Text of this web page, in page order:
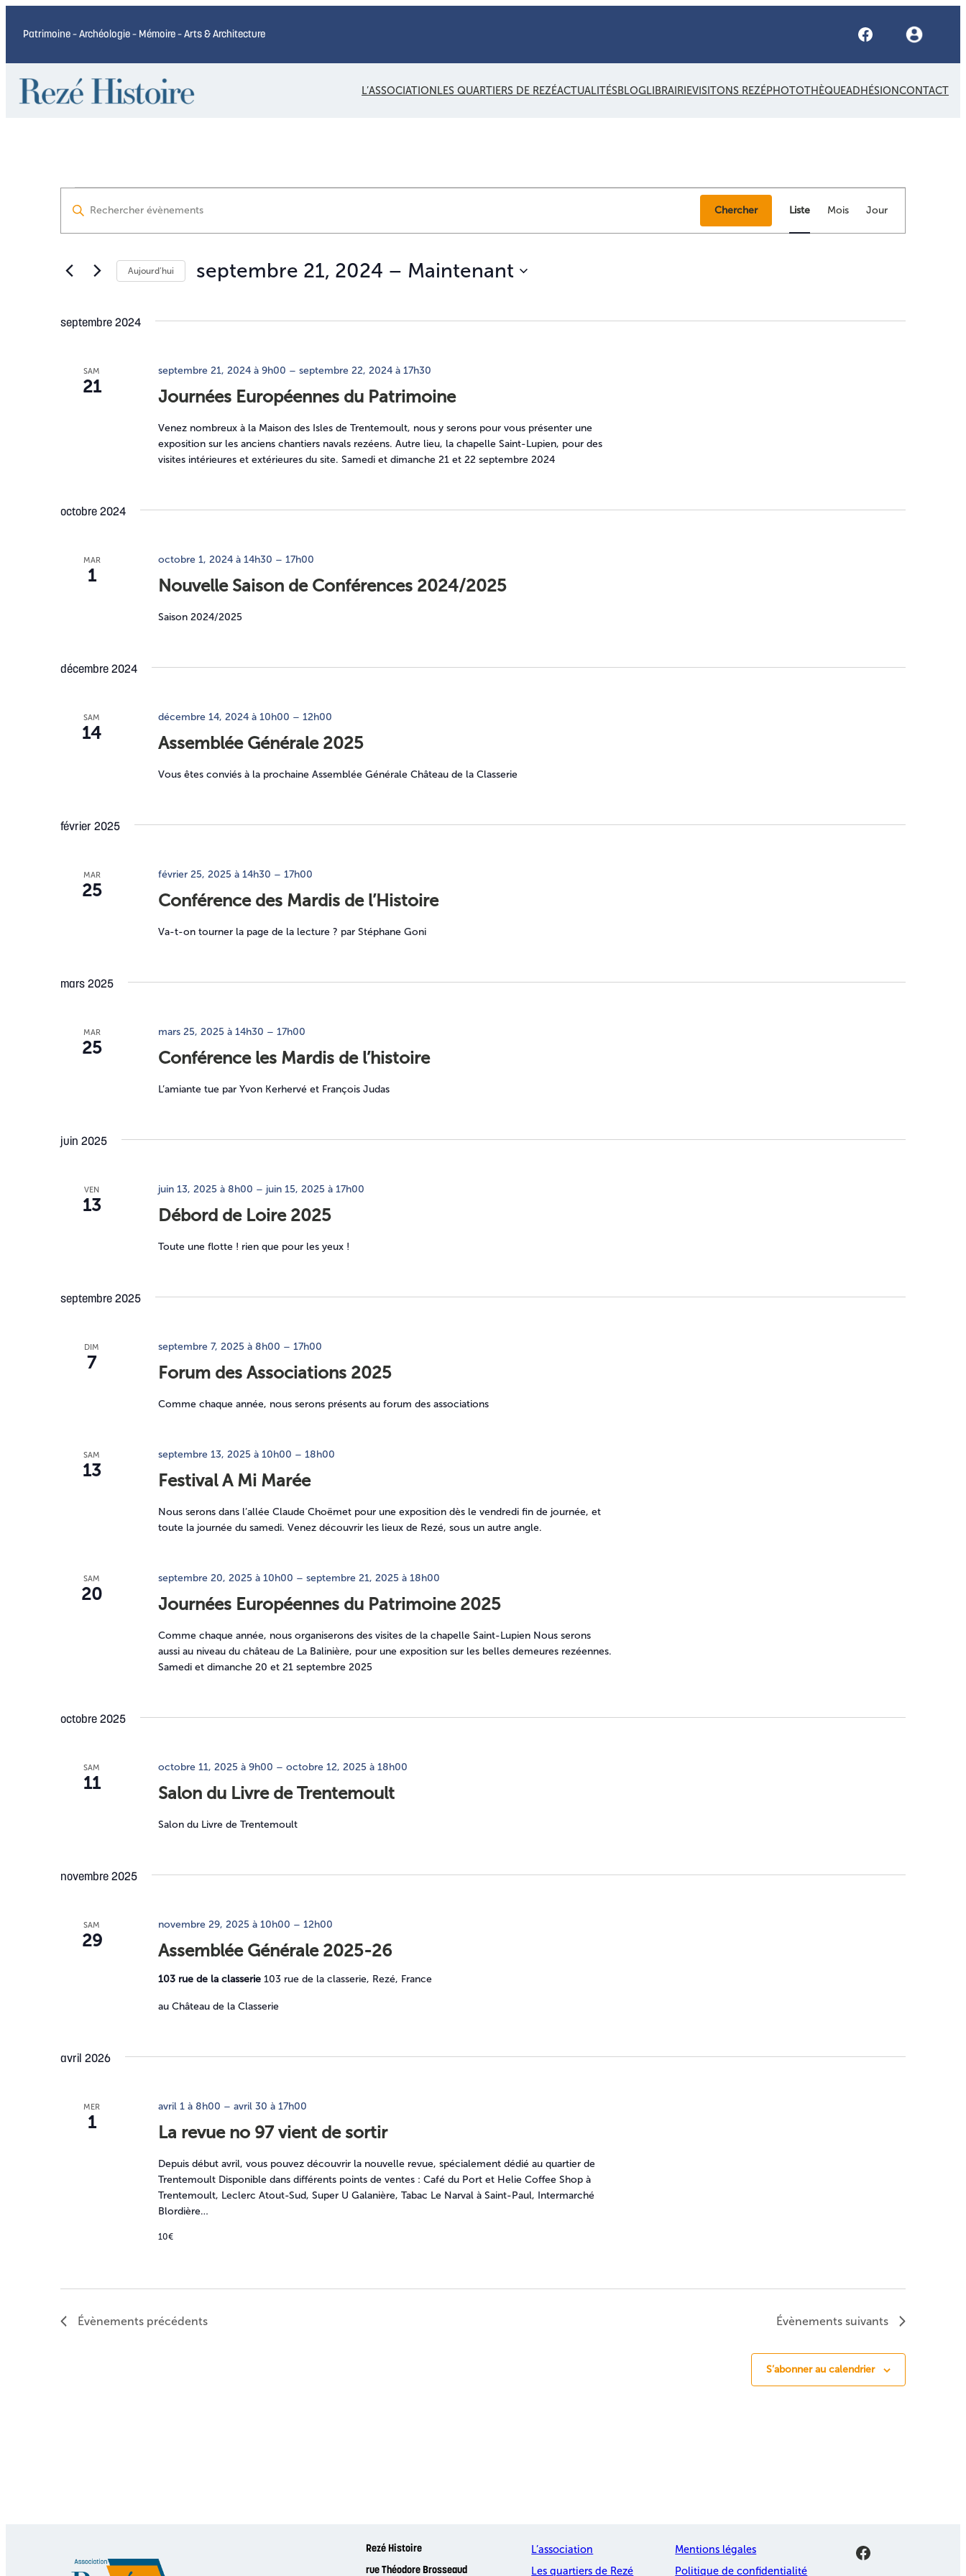
Patrimoine – Archéologie – Mémoire – Arts & Architecture Facebook
L’ASSOCIATIONLES QUARTIERS DE REZÉACTUALITÉSBLOGLIBRAIRIEVISITONS REZÉPHOTOTHÈQUEADHÉSIONCONTACT
Évènements
Recherche
et
navigation
vues
Évènements
Saisir
Rechercher
Évènements
mot-
Chercher
Navigation
de
Liste Mois Jour
Aujourd’hui septembre 21, 2024 – Maintenant
septembre 2024
SAM
21 Journées Européennes du Patrimoine
septembre 21, 2024 à 9h00 – septembre 22, 2024 à 17h30
Venez nombreux à la Maison des Isles de Trentemoult, nous y serons pour vous présenter une
exposition sur les anciens chantiers navals rezéens. Autre lieu, la chapelle Saint-Lupien, pour des
visites intérieures et extérieures du site. Samedi et dimanche 21 et 22 septembre 2024
octobre 2024
MAR
1 Nouvelle Saison de Conférences 2024/2025
octobre 1, 2024 à 14h30 – 17h00
Saison 2024/2025
décembre 2024
SAM
14 Assemblée Générale 2025
décembre 14, 2024 à 10h00 – 12h00
Vous êtes conviés à la prochaine Assemblée Générale Château de la Classerie
février 2025
MAR
25 Conférence des Mardis de l’Histoire
février 25, 2025 à 14h30 – 17h00
Va-t-on tourner la page de la lecture ? par Stéphane Goni
mars 2025
MAR
25 Conférence les Mardis de l’histoire
mars 25, 2025 à 14h30 – 17h00
L’amiante tue par Yvon Kerhervé et François Judas
juin 2025
VEN
13 Débord de Loire 2025
juin 13, 2025 à 8h00 – juin 15, 2025 à 17h00
Toute une flotte ! rien que pour les yeux !
septembre 2025
DIM
7 Forum des Associations 2025
septembre 7, 2025 à 8h00 – 17h00
Comme chaque année, nous serons présents au forum des associations
SAM
13 Festival A Mi Marée
septembre 13, 2025 à 10h00 – 18h00
Nous serons dans l’allée Claude Choëmet pour une exposition dès le vendredi fin de journée, et
toute la journée du samedi. Venez découvrir les lieux de Rezé, sous un autre angle.
SAM
20 Journées Européennes du Patrimoine 2025
septembre 20, 2025 à 10h00 – septembre 21, 2025 à 18h00
Comme chaque année, nous organiserons des visites de la chapelle Saint-Lupien Nous serons
aussi au niveau du château de La Balinière, pour une exposition sur les belles demeures rezéennes.
Samedi et dimanche 20 et 21 septembre 2025
octobre 2025
SAM
11 Salon du Livre de Trentemoult
octobre 11, 2025 à 9h00 – octobre 12, 2025 à 18h00
Salon du Livre de Trentemoult
novembre 2025
SAM
29 Assemblée Générale 2025-26
novembre 29, 2025 à 10h00 – 12h00
103 rue de la classerie 103 rue de la classerie, Rezé, France
au Château de la Classerie
avril 2026
MER
1 La revue no 97 vient de sortir
avril 1 à 8h00 – avril 30 à 17h00
Depuis début avril, vous pouvez découvrir la nouvelle revue, spécialement dédié au quartier de
Trentemoult Disponible dans différents points de ventes : Café du Port et Helie Coffee Shop à
Trentemoult, Leclerc Atout-Sud, Super U Galanière, Tabac Le Narval à Saint-Paul, Intermarché
Blordière…
10€
Évènements précédents Évènements suivants
S’abonner au calendrier
Rezé Histoire
rue Théodore Brosseaud
L’association
Les quartiers de Rezé
Mentions légales
Politique de confidentialité
Facebook